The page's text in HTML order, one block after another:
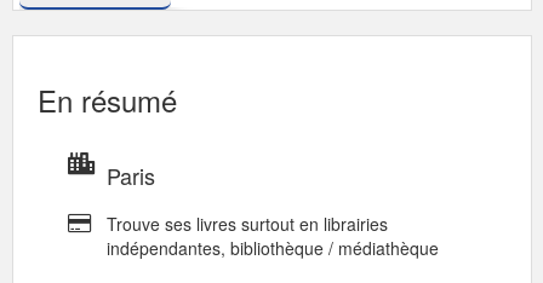
En résumé
Paris
Trouve ses livres surtout en librairies
indépendantes, bibliothèque / médiathèque